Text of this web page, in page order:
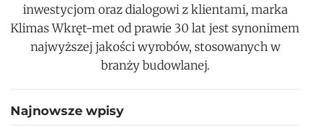
inwestycjom oraz dialogowi z klientami, marka
Klimas Wkręt-met od prawie 30 lat jest synonimem
najwyższej jakości wyrobów, stosowanych w
branży budowlanej.
Najnowsze wpisy